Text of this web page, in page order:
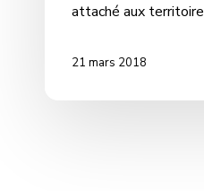
attaché aux
21 mars 2018